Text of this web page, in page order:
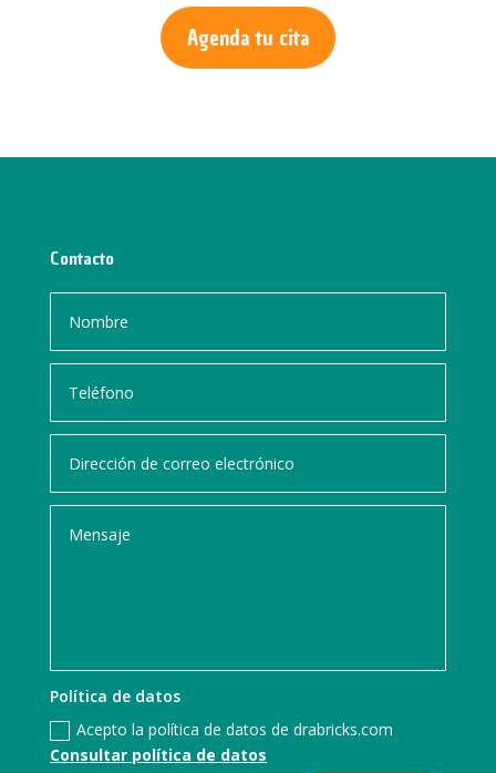
Agenda tu cita
Contacto
Política de datos
Acepto la política de datos de drabricks.com
Consultar política de datos